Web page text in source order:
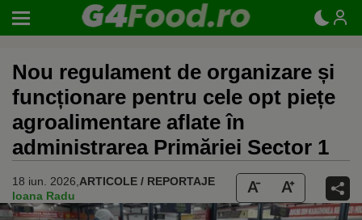
Nou regulament de organizare și
funcționare pentru cele opt piețe
agroalimentare aflate în
administrarea Primăriei Sector 1
18 iun. 2026, ARTICOLE / REPORTAJE
Ioana Radu